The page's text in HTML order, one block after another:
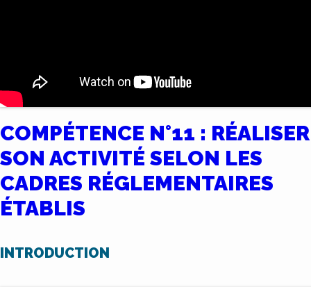
COMPÉTENCE N°11 : RÉALISER
SON ACTIVITÉ SELON LES
CADRES RÉGLEMENTAIRES
ÉTABLIS
INTRODUCTION